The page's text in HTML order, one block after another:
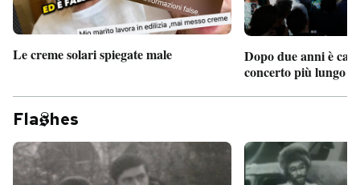
NEWSLETTER
I MIEI PREFERITI
SHOP
CALENDARIO
Le creme solari spiegate male
Dopo due anni è
concerto più lungo
Fla hes